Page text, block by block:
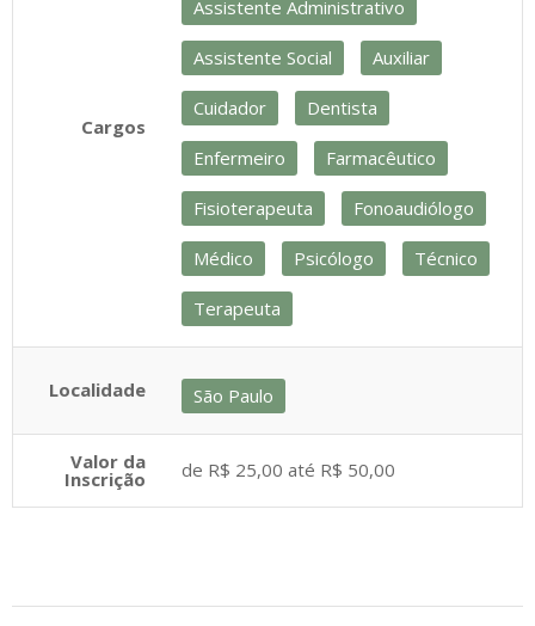
Cargos
Assistente Administrativo
Assistente Social Auxiliar
Cuidador Dentista
Enfermeiro Farmacêutico
Fisioterapeuta Fonoaudiólogo
Médico Psicólogo Técnico
Terapeuta
Localidade São Paulo
Valor da
Inscrição de R$ 25,00 até R$ 50,00